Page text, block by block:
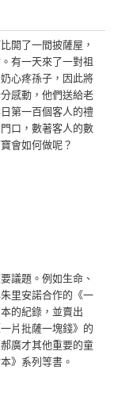
了一間披薩屋，
有一天來了一對祖
心疼孫子，因此將
感動，他們送給老
第一百個客人的禮
口，數著客人的數
會如何做呢？
題。例如生命、
里安諾合作的《一
的紀錄，並賣出
片批薩一塊錢》的
廣才其他重要的童
》系列等書。